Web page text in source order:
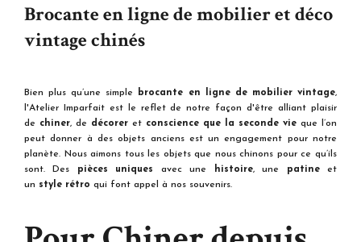
Brocante en ligne de mobilier et déco
vintage chinés
Bien plus qu’une simple brocante en ligne de mobilier vintage,
l'Atelier Imparfait est le reflet de notre façon d'être alliant plaisir
de chiner, de décorer et conscience que la seconde vie que l’on
peut donner à des objets anciens est un engagement pour notre
planète. Nous aimons tous les objets que nous chinons pour ce qu’ils
sont. Des pièces uniques avec une histoire, une patineet
un style rétro qui font appel à nos souvenirs.